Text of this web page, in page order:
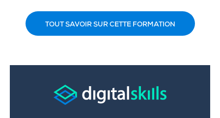
TOUT SAVOIR SUR CETTE FORMATION